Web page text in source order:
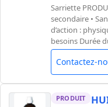
Sarriette
secondaire •
d’action :
besoins Durée
Contactez-
PRODUIT